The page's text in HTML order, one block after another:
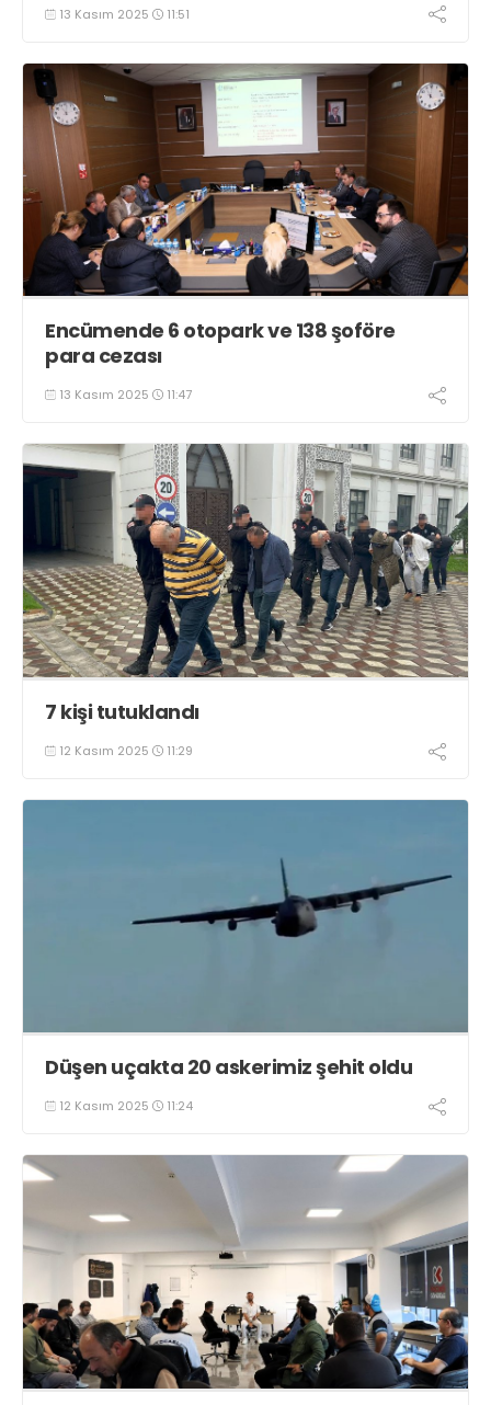
13 Kasım 2025 11:51
Encümende 6 otopark ve 138 şoföre
para cezası
13 Kasım 2025 11:47
7 kişi tutuklandı
12 Kasım 2025 11:29
Düşen uçakta 20 askerimiz şehit oldu
12 Kasım 2025 11:24